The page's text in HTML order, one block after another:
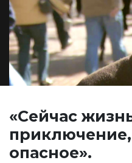
«Сейчас
приключение,
опасное».